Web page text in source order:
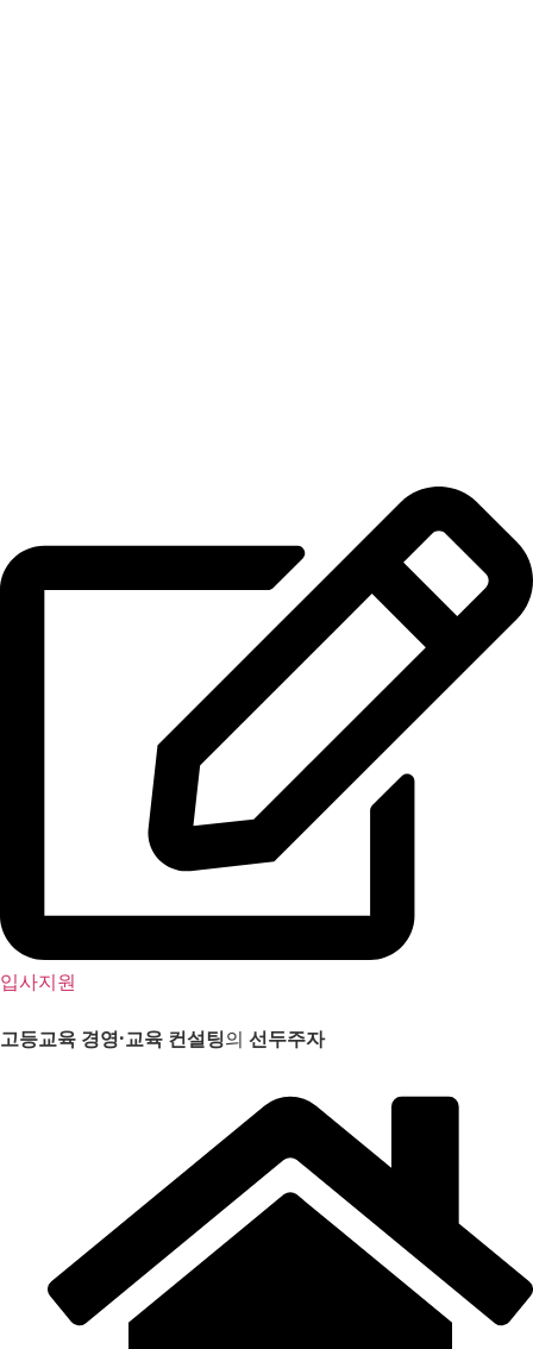
입사지원
고등교육 경영·교육 컨설팅의 선두주자